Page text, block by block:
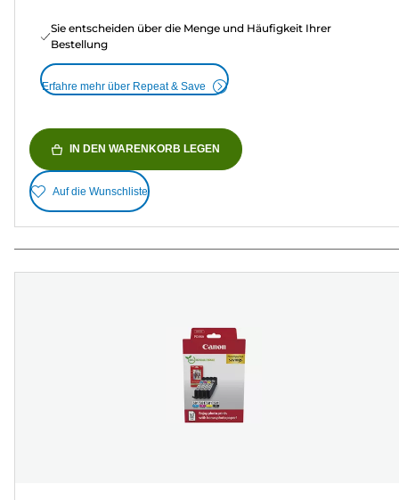
Sie entscheiden über die Menge und Häufigkeit Ihrer
Bestellung
Erfahre mehr über Repeat & Save
IN DEN WARENKORB LEGEN
Auf die Wunschliste